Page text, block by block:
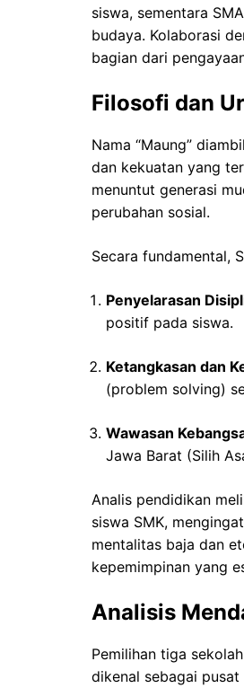
siswa, sementara
budaya. Kolaborasi
bagian dari
Filosofi dan
Nama “Maung”
dan kekuatan yang
menuntut generasi
perubahan sosial.
Secara fundamental,
Penyelarasan
positif pada siswa.
Ketangkasan dan
(problem solving)
Wawasan
Jawa Barat (Silih
Analis pendidikan
siswa SMK,
mentalitas baja dan
kepemimpinan yang
Analisis
Pemilihan tiga
dikenal sebagai